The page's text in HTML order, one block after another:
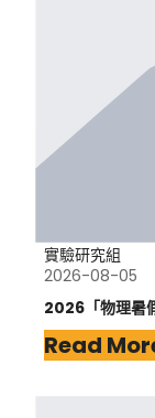
實驗研究組
2026-08-05
2026「物理暑
Read